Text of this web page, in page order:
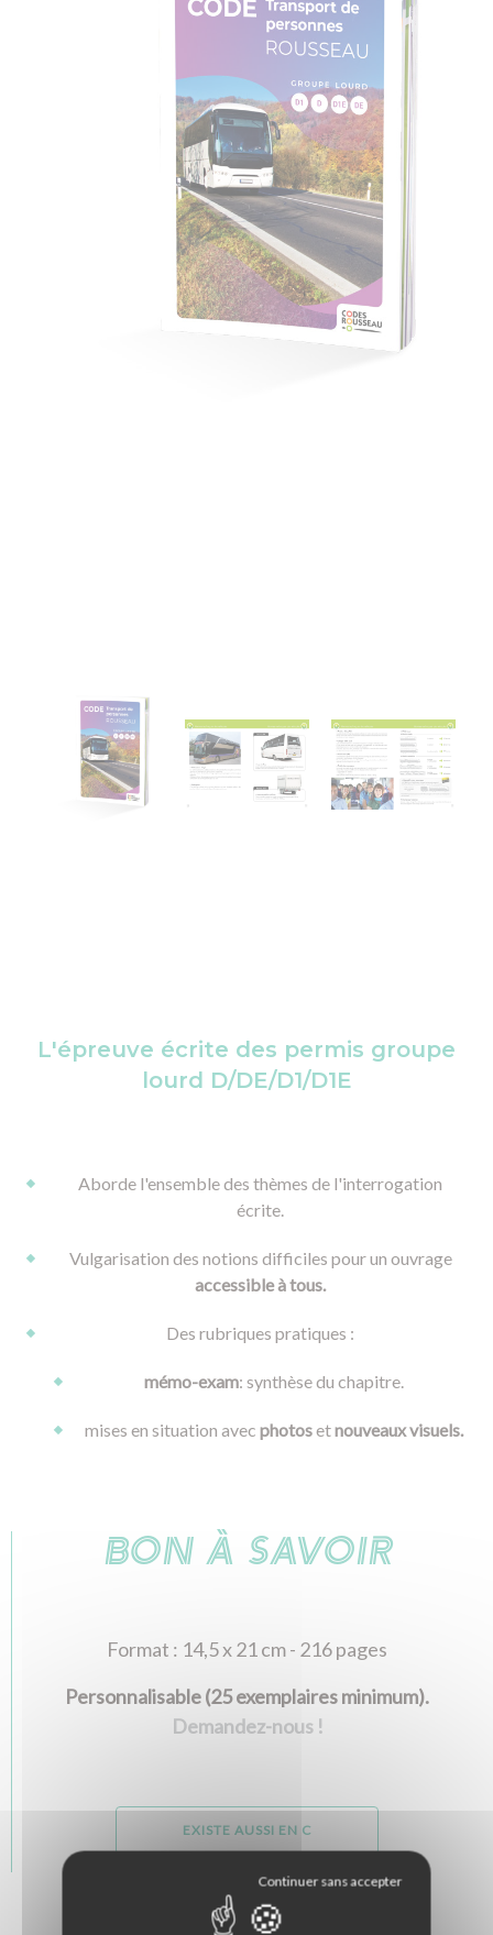
L'épreuve écrite des permis groupe
lourd D/DE/D1/D1E
Aborde l'ensemble des thèmes de l'interrogation
écrite.
Vulgarisation des notions difficiles pour un ouvrage
accessible à tous.
Des rubriques pratiques :
mémo-exam: synthèse du chapitre.
mises en situation avec photosetnouveaux visuels.
BON À SAVOIR
Format : 14,5 x 21 cm - 216 pages
Personnalisable (25 exemplaires minimum).
Demandez-nous !
EXISTE AUSSI EN C